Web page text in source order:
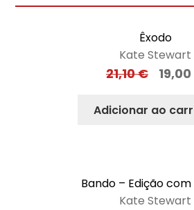
Êxodo
Kate Stewart
21,10€ 19,00
Adicionar ao
Bando – Edição com
Kate Stewart